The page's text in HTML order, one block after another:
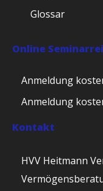
Glossar
Online
Anmeldung
Anmeldung
Kontakt
HVV Heitmann